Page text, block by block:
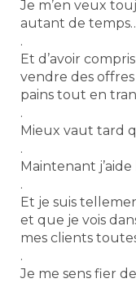
Je m’en veux
autant de
.
Et d’avoir
vendre des
pains tout en
.
Mieux vaut tard
.
Maintenant
.
Et je suis
et que je vois
mes clients
.
Je me sens fier